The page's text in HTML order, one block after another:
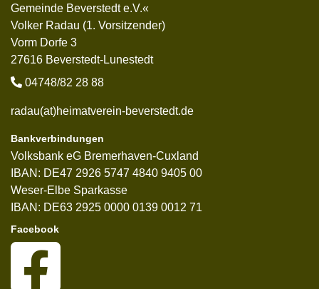
Gemeinde Beverstedt e.V.«
Volker Radau (1. Vorsitzender)
Vorm Dorfe 3
27616 Beverstedt-Lunestedt
04748/82 28 88
radau(at)heimatverein-beverstedt.de
Bankverbindungen
Volksbank eG Bremerhaven-Cuxland
IBAN: DE47 2926 5747 4840 9405 00
Weser-Elbe Sparkasse
IBAN: DE63 2925 0000 0139 0012 71
Facebook